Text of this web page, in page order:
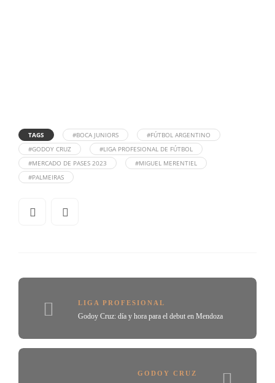
TAGS #BOCA JUNIORS
#FÚTBOL ARGENTINO
#GODOY CRUZ
#LIGA PROFESIONAL DE FÚTBOL
#MERCADO DE PASES 2023
#MIGUEL MERENTIEL
#PALMEIRAS
LIGA PROFESIONAL
Godoy Cruz: día y hora para el debut en Mendoza
GODOY CRUZ